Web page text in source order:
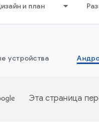
и план
устройства
Эта страница